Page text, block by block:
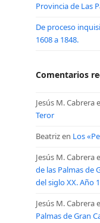
Provincia de Las
De proceso
1608 a 1848.
Comentarios
Jesús M. Cabrera
Teror
Beatrizen Los
Jesús M. Cabrera
de las Palmas de
del siglo XX. Año
Jesús M. Cabrera
Palmas de Gran